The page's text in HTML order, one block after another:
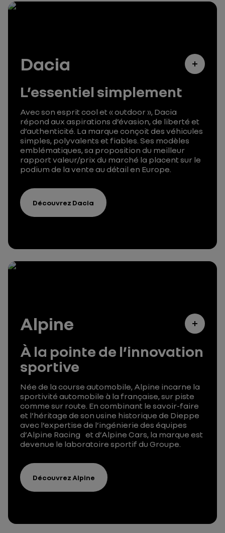
Dacia
L’essentiel simplement
Avec son esprit cool et « outdoor », Dacia
répond aux aspirations d’évasion, de liberté et
d’authenticité. La marque conçoit des véhicules
simples, polyvalents et fiables. Ses modèles
emblématiques, sa proposition du meilleur
rapport valeur/prix du marché la placent sur le
podium de la vente au détail en Europe.
Découvrez Dacia
Alpine
À la pointe de l’innovation
sportive
Née de la course automobile, Alpine incarne la
sportivité automobile à la française, sur piste
comme sur route. En combinant le savoir-faire
et l’héritage de son usine historique de Dieppe
avec l’expertise de l’ingénierie des équipes
d’Alpine Racing et d’Alpine Cars, la marque est
devenue le laboratoire sportif du Groupe.
Découvrez Alpine